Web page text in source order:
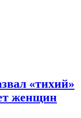
«тихий»
женщин